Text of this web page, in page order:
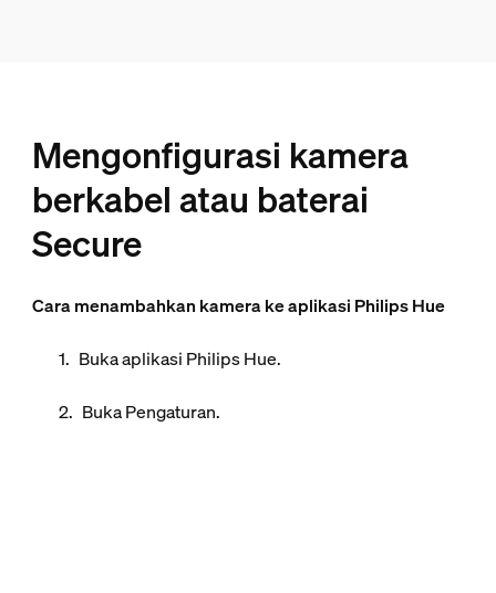
Mengonfigurasi kamera
berkabel atau baterai
Secure
Cara menambahkan kamera ke aplikasi Philips Hue
Buka aplikasi Philips Hue.
BukaPengaturan.